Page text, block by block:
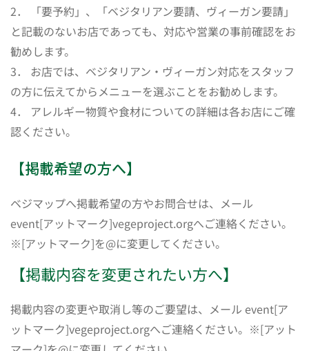
2． 「要予約」、「ベジタリアン要請、ヴィーガン要請」
と記載のないお店であっても、対応や営業の事前確認をお
勧めします。
3． お店では、ベジタリアン・ヴィーガン対応をスタッフ
の方に伝えてからメニューを選ぶことをお勧めします。
4． アレルギー物質や食材についての詳細は各お店にご確
認ください。
【掲載希望の方へ】
ベジマップへ掲載希望の方やお問合せは、メール
event[アットマーク]vegeproject.orgへご連絡ください。
※[アットマーク]を@に変更してください。
【掲載内容を変更されたい方へ】
掲載内容の変更や取消し等のご要望は、メール event[ア
ットマーク]vegeproject.orgへご連絡ください。※[アット